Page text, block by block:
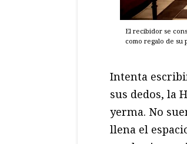
El recibidor se
como regalo de su
Intenta
sus dedos, la
yerma. No
llena el